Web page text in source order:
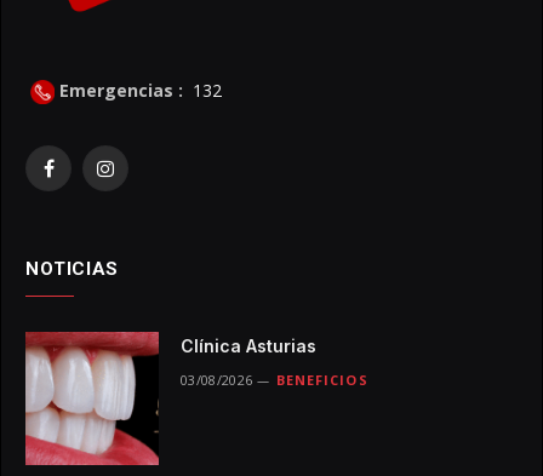
Emergencias : 132
FacebookInstagram
NOTICIAS
Clínica Asturias
03/08/2026 BENEFICIOS